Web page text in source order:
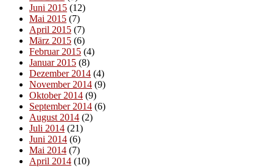
Juni 2015 (12)
Mai 2015 (7)
April 2015 (7)
März 2015 (6)
Februar 2015 (4)
Januar 2015 (8)
Dezember 2014 (4)
November 2014 (9)
Oktober 2014 (9)
September 2014 (6)
August 2014 (2)
Juli 2014 (21)
Juni 2014 (6)
Mai 2014 (7)
April 2014 (10)